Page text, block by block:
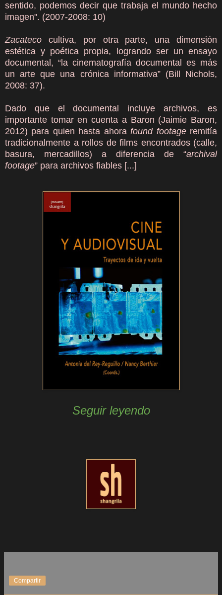
sentido, podemos decir que trabaja el mundo hecho
imagen". (2007-2008: 10)
Zacateco cultiva, por otra parte, una dimensión
estética y poética propia, logrando ser un ensayo
documental, “la cinematografía documental es más
un arte que una crónica informativa” (Bill Nichols,
2008: 37).
Dado que el documental incluye archivos, es
importante tomar en cuenta a Baron (Jaimie Baron,
2012) para quien hasta ahorafound footageremitía
tradicionalmente a rollos de films encontrados (calle,
basura, mercadillos) a diferencia de “archival
footage” para archivos fiables [...]
Seguir leyendo
Compartir